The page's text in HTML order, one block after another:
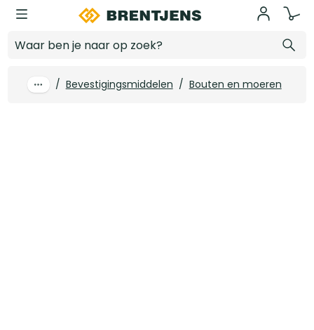
Ga naar hoofdinhoud
/ Bevestigingsmiddelen / Bouten en moeren
Log in voor prijzen